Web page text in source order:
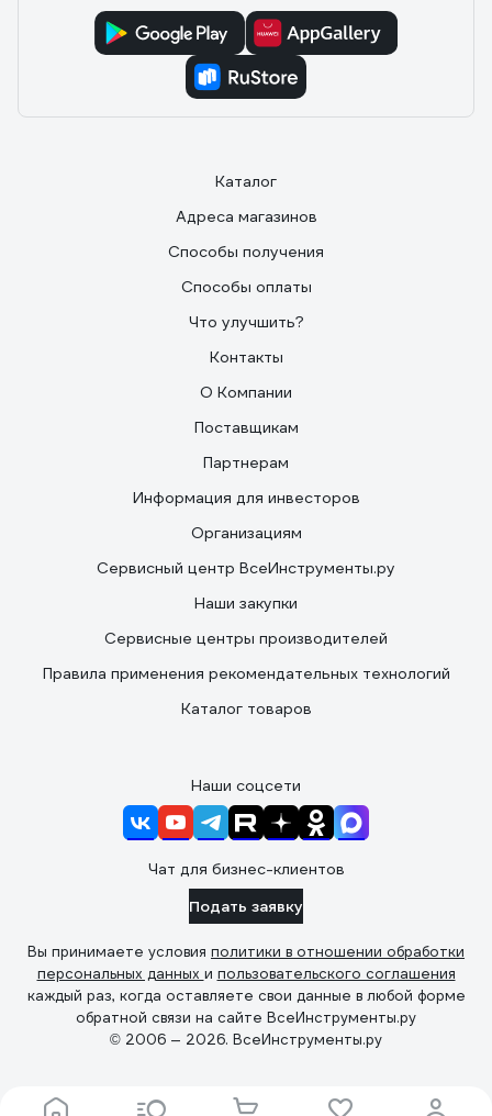
Каталог
Адреса магазинов
Способы получения
Способы оплаты
Что улучшить?
Контакты
О Компании
Поставщикам
Партнерам
Информация для инвесторов
Организациям
Сервисный центр ВсеИнструменты.ру
Наши закупки
Сервисные центры производителей
Правила применения рекомендательных технологий
Каталог товаров
Наши соцсети
Чат для бизнес-клиентов
Подать заявку
Вы принимаете условия политики в отношении обработки
персональных данных и пользовательского соглашения
каждый раз, когда оставляете свои данные в любой форме
обратной связи на сайте ВсеИнструменты.ру
© 2006 — 2026. ВсеИнструменты.ру